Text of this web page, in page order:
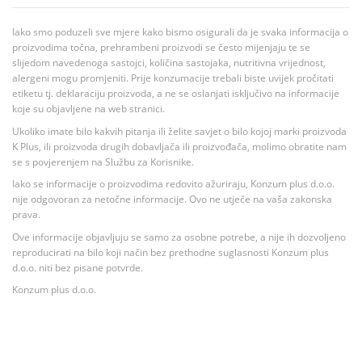
Iako smo poduzeli sve mjere kako bismo osigurali da je svaka informacija o
proizvodima točna, prehrambeni proizvodi se često mijenjaju te se
slijedom navedenoga sastojci, količina sastojaka, nutritivna vrijednost,
alergeni mogu promjeniti. Prije konzumacije trebali biste uvijek pročitati
etiketu tj. deklaraciju proizvoda, a ne se oslanjati isključivo na informacije
koje su objavljene na web stranici.
Ukoliko imate bilo kakvih pitanja ili želite savjet o bilo kojoj marki proizvoda
K Plus, ili proizvoda drugih dobavljača ili proizvođača, molimo obratite nam
se s povjerenjem na Službu za Korisnike.
Iako se informacije o proizvodima redovito ažuriraju, Konzum plus d.o.o.
nije odgovoran za netočne informacije. Ovo ne utječe na vaša zakonska
prava.
Ove informacije objavljuju se samo za osobne potrebe, a nije ih dozvoljeno
reproducirati na bilo koji način bez prethodne suglasnosti Konzum plus
d.o.o. niti bez pisane potvrde.
Konzum plus d.o.o.